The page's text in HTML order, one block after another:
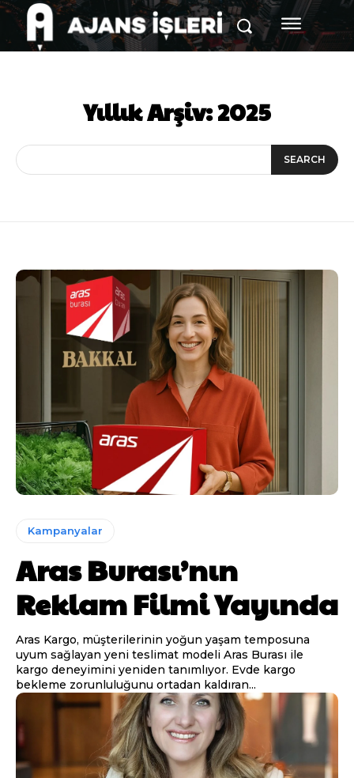
Yıllık Arşiv: 2025
SEARCH
Kampanyalar
Aras Burası’nın
Reklam Filmi Yayında
Aras Kargo, müşterilerinin yoğun yaşam temposuna
uyum sağlayan yeni teslimat modeli Aras Burası ile
kargo deneyimini yeniden tanımlıyor. Evde kargo
bekleme zorunluluğunu ortadan kaldıran...